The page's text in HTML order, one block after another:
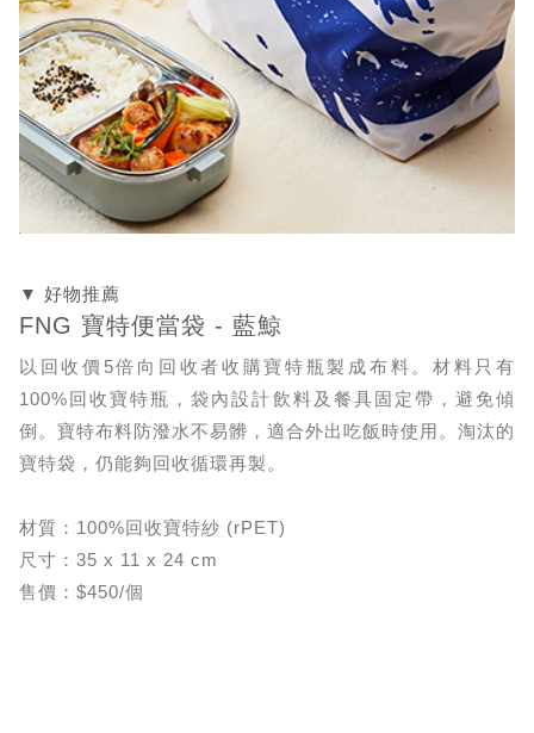
▼ 好物推薦
FNG 寶特便當袋 - 藍鯨
以回收價5倍向回收者收購寶特瓶製成布料。材料只有
100%回收寶特瓶，袋內設計飲料及餐具固定帶，避免傾
倒。寶特布料防潑水不易髒，適合外出吃飯時使用。淘汰的
寶特袋，仍能夠回收循環再製。
材質：100%回收寶特紗 (rPET)
尺寸：35 x 11 x 24 cm
售價：$450/個